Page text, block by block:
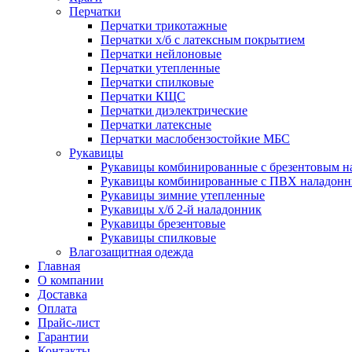
Перчатки
Перчатки трикотажные
Перчатки х/б с латексным покрытием
Перчатки нейлоновые
Перчатки утепленные
Перчатки спилковые
Перчатки КЩС
Перчатки диэлектрические
Перчатки латексные
Перчатки маслобензостойкие МБС
Рукавицы
Рукавицы комбинированные с брезентовым
Рукавицы комбинированные с ПВХ
Рукавицы зимние утепленные
Рукавицы х/б 2-й наладонник
Рукавицы брезентовые
Рукавицы спилковые
Влагозащитная одежда
Главная
О компании
Доставка
Оплата
Прайс-лист
Гарантии